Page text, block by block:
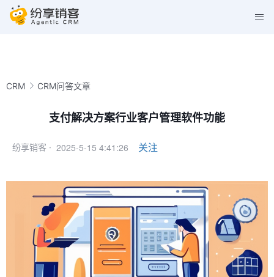
CRM CRM问答文章
支付解决方案行业客户管理软件功能
纷享销客 · 2025-5-15 4:41:26 关注